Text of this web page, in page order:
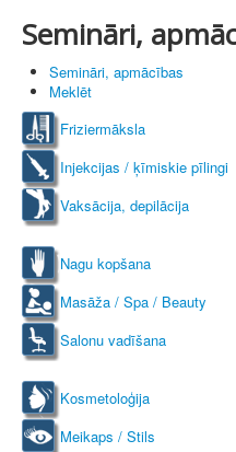
Semināri,
Semināri, apmācības
Meklēt
Friziermāksla
Injekcijas / ķīmiskie pīlingi
Vaksācija, depilācija
Nagu kopšana
Masāža / Spa / Beauty
Salonu vadīšana
Kosmetoloģija
Meikaps / Stils